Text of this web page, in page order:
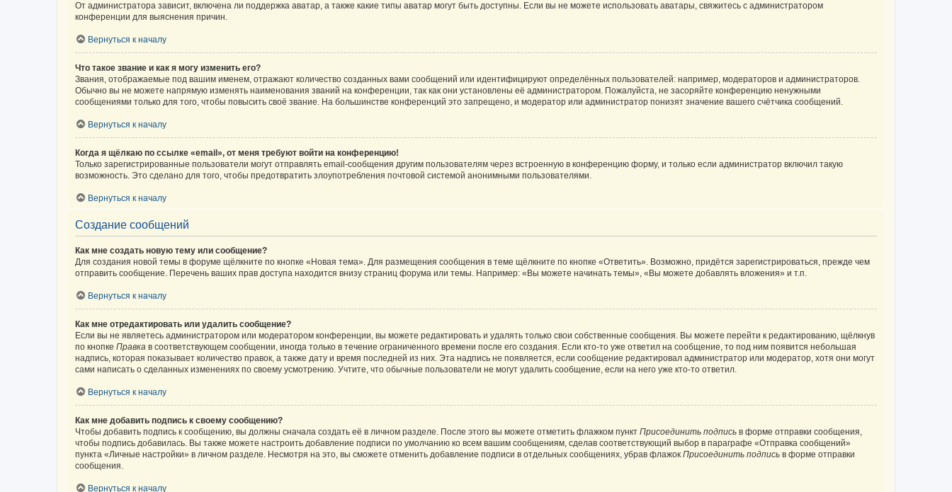
От администратора зависит, включена ли поддержка аватар, а также какие типы аватар могут быть доступны. Если вы не можете использовать аватары, свяжитесь с администратором
конференции для выяснения причин.
Вернуться к началу
Что такое звание и как я могу изменить его?
Звания, отображаемые под вашим именем, отражают количество созданных вами сообщений или идентифицируют определённых пользователей: например, модераторов и администраторов.
Обычно вы не можете напрямую изменять наименования званий на конференции, так как они установлены её администратором. Пожалуйста, не засоряйте конференцию ненужными
сообщениями только для того, чтобы повысить своё звание. На большинстве конференций это запрещено, и модератор или администратор понизят значение вашего счётчика сообщений.
Вернуться к началу
Когда я щёлкаю по ссылке «email», от меня требуют войти на конференцию!
Только зарегистрированные пользователи могут отправлять email-сообщения другим пользователям через встроенную в конференцию форму, и только если администратор включил такую
возможность. Это сделано для того, чтобы предотвратить злоупотребления почтовой системой анонимными пользователями.
Вернуться к началу
Создание сообщений
Как мне создать новую тему или сообщение?
Для создания новой темы в форуме щёлкните по кнопке «Новая тема». Для размещения сообщения в теме щёлкните по кнопке «Ответить». Возможно, придётся зарегистрироваться, прежде чем
отправить сообщение. Перечень ваших прав доступа находится внизу страниц форума или темы. Например: «Вы можете начинать темы», «Вы можете добавлять вложения» и т.п.
Вернуться к началу
Как мне отредактировать или удалить сообщение?
Если вы не являетесь администратором или модератором конференции, вы можете редактировать и удалять только свои собственные сообщения. Вы можете перейти к редактированию, щёлкнув
по кнопке Правка в соответствующем сообщении, иногда только в течение ограниченного времени после его создания. Если кто-то уже ответил на сообщение, то под ним появится небольшая
надпись, которая показывает количество правок, а также дату и время последней из них. Эта надпись не появляется, если сообщение редактировал администратор или модератор, хотя они могут
сами написать о сделанных изменениях по своему усмотрению. Учтите, что обычные пользователи не могут удалить сообщение, если на него уже кто-то ответил.
Вернуться к началу
Как мне добавить подпись к своему сообщению?
Чтобы добавить подпись к сообщению, вы должны сначала создать её в личном разделе. После этого вы можете отметить флажком пункт Присоединить подпись в форме отправки сообщения,
чтобы подпись добавилась. Вы также можете настроить добавление подписи по умолчанию ко всем вашим сообщениям, сделав соответствующий выбор в параграфе «Отправка сообщений»
пункта «Личные настройки» в личном разделе. Несмотря на это, вы сможете отменить добавление подписи в отдельных сообщениях, убрав флажок Присоединить подпись в форме отправки
сообщения.
Вернуться к началу